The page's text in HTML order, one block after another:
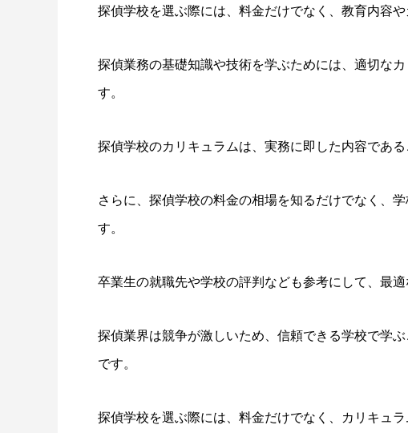
探偵学校を選ぶ際には、料金だけでなく、教育内容
探偵業務の基礎知識や技術を学ぶためには、適切な
す。
探偵学校のカリキュラムは、実務に即した内容である
さらに、探偵学校の料金の相場を知るだけでなく、
す。
卒業生の就職先や学校の評判なども参考にして、最
探偵業界は競争が激しいため、信頼できる学校で学
です。
探偵学校を選ぶ際には、料金だけでなく、カリキュ